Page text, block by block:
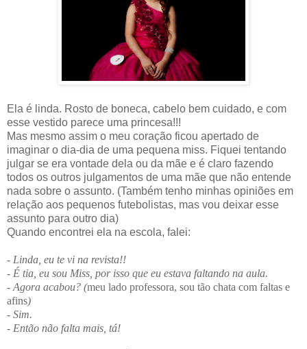
Ela é linda. Rosto de boneca, cabelo bem cuidado, e com
esse vestido parece uma princesa!!!
Mas mesmo assim o meu coração ficou apertado de
imaginar o dia-dia de uma pequena miss. Fiquei tentando
julgar se era vontade dela ou da mãe e é claro fazendo
todos os outros julgamentos de uma mãe que não entende
nada sobre o assunto. (Também tenho minhas opiniões em
relação aos pequenos futebolistas, mas vou deixar esse
assunto para outro dia)
Quando encontrei ela na escola, falei:
- Linda, eu te vi na revista!!
- É tia, eu sou Miss, por isso que eu estava faltando na aula.
- Agora acabou? (meu lado professora, sou tão chata com faltas e
afins)
- Sim.
- Então não falta mais, tá!